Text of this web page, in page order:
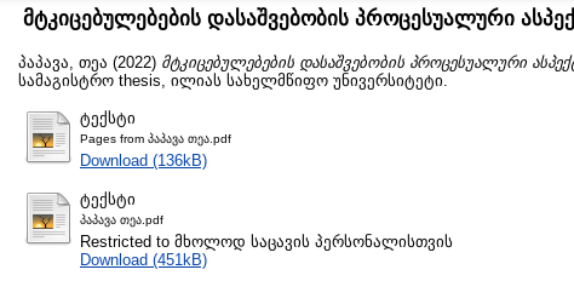
მტკიცებულებების დასაშვებობის პროცესუალური
პაპავა, თეა (2022) მტკიცებულებების დასაშვებობის პროცესუალური
სამაგისტრო thesis, ილიას სახელმწიფო უნივერსიტეტი.
ტექსტი
Pages from პაპავა თეა.pdf
Download (136kB)
ტექსტი
პაპავა თეა.pdf
Restricted to მხოლოდ საცავის პერსონალისთვის
Download (451kB)